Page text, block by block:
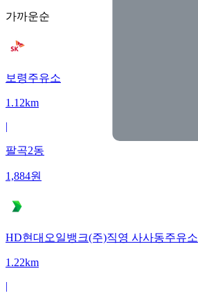
가까운순
보령주유소
1.12km
|
팔곡2동
1,884원
HD현대오일뱅크(주)직영 사사동주유소
1.22km
|